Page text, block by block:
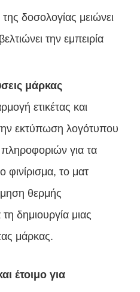
δοσολογίας μειώνει
την εμπειρία
μάρκας
ετικέτας και
εκτύπωση λογότυπου
για τα
φινίρισμα, το ματ
θερμής
δημιουργία μιας
μάρκας.
έτοιμο για